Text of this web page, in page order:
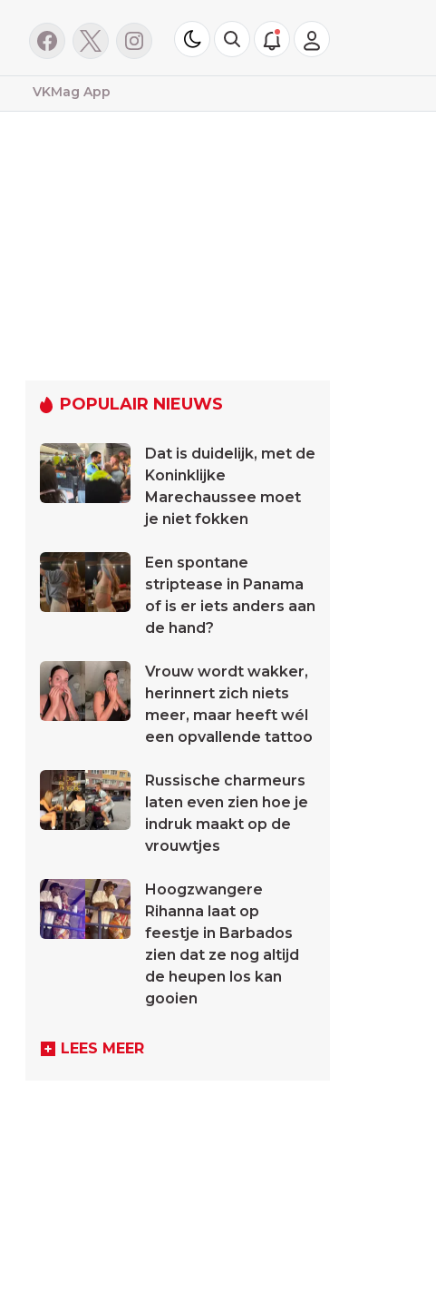
VKMag App
POPULAIR NIEUWS
Dat is duidelijk, met de
Koninklijke
Marechaussee moet
je niet fokken
Een spontane
striptease in Panama
of is er iets anders aan
de hand?
Vrouw wordt wakker,
herinnert zich niets
meer, maar heeft wél
een opvallende tattoo
Russische charmeurs
laten even zien hoe je
indruk maakt op de
vrouwtjes
Hoogzwangere
Rihanna laat op
feestje in Barbados
zien dat ze nog altijd
de heupen los kan
gooien
LEES MEER